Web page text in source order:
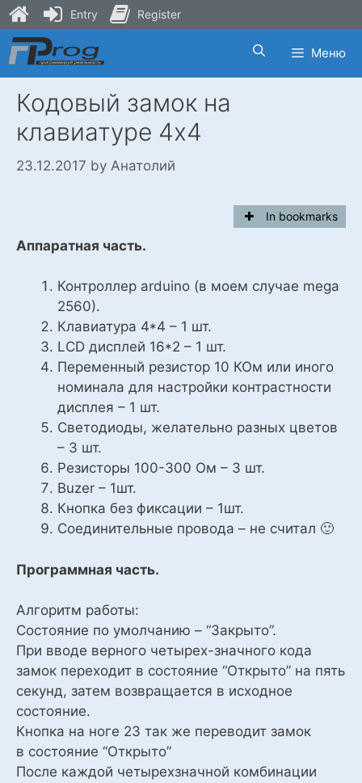
Skip
to
content
Меню
Кодовый замок на
клавиатуре 4х4
23.12.2017 by Анатолий
In bookmarks
Аппаратная часть.
Контроллер arduino (в моем случае mega
2560).
Клавиатура 4*4 – 1 шт.
LCD дисплей 16*2 – 1 шт.
Переменный резистор 10 КОм или иного
номинала для настройки контрастности
дисплея – 1 шт.
Светодиоды, желательно разных цветов
– 3 шт.
Резисторы 100-300 Ом – 3 шт.
Buzer – 1шт.
Кнопка без фиксации – 1шт.
Соединительные провода – не считал 🙂
Программная часть.
Алгоритм работы:
Состояние по умолчанию – “Закрыто”.
При вводе верного четырех-значного кода
замок переходит в состояние “Открыто” на пять
секунд, затем возвращается в исходное
состояние.
Кнопка на ноге 23 так же переводит замок
в состояние “Открыто”
После каждой четырехзначной комбинации
Entry Register